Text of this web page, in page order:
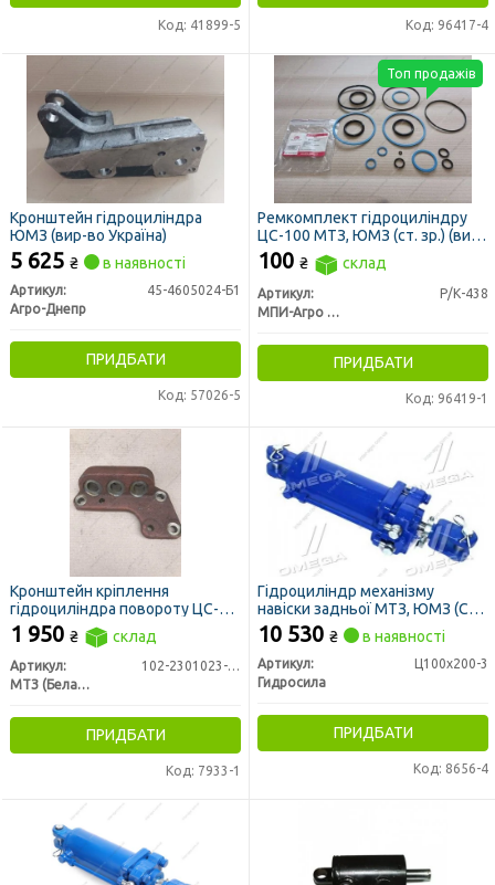
Код: 41899-5 Код: 96417-4
Кронштейн гідроциліндра
ЮМЗ (вир-во Україна)
5 625 ₴ в наявності
Артикул:
45-4605024-Б1
Агро-Днепр
ПРИДБАТИ
Код: 57026-5
Ремкомплект гідроциліндру
ЦС-100 МТЗ, ЮМЗ (ст. зр.) (вир-
во МПІ-Агро)
100 ₴ склад
Артикул:
Р/К-438
МПИ-Агро ООО TM RINGROUP
ПРИДБАТИ
Код: 96419-1
Топ продажів
Кронштейн кріплення
гідроциліндра повороту ЦС-50
(МТЗ-82)
1 950 ₴ склад
Артикул:
102-2301023-01
МТЗ (Беларусь)
ПРИДБАТИ
Код: 7933-1
Гідроциліндр механізму
навіски задньої МТЗ, ЮМЗ (С
100/40х200) (вир-во Гідросила)
10 530 ₴ в наявності
Артикул:
Ц100х200-3
Гидросила
ПРИДБАТИ
Код: 8656-4